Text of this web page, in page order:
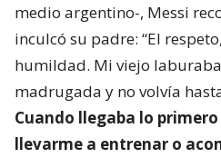
medio argentino-, Messi
inculcó su padre: “El
humildad. Mi viejo
madrugada y no volvía
Cuando llegaba lo
llevarme a entrenar o